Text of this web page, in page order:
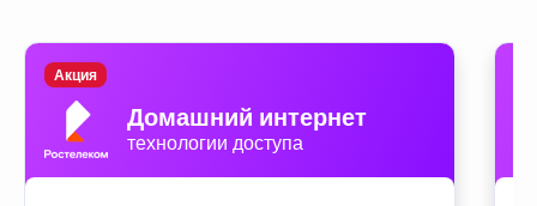
Домашний интернет
технологии доступа
Акция